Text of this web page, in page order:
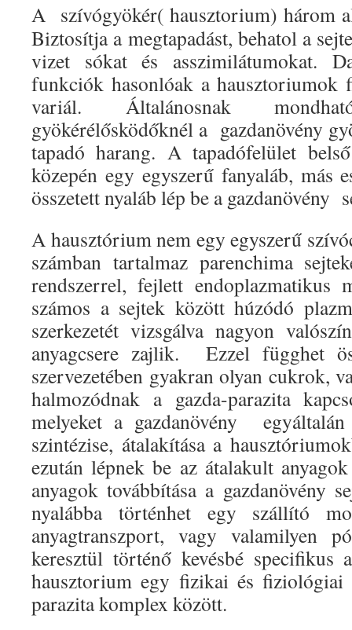
A szívógyökér( hausztorium) három
Biztosítja a megtapadást, behatol a
vizet sókat és asszimilátumokat.
funkciók hasonlóak a hausztoriumok
variál. Általánosnak
gyökérélősködőknél a gazdanövény
tapadó harang. A tapadófelület
közepén egy egyszerű fanyaláb, más
összetett nyaláb lép be a gazdanövény
A hausztórium nem egy egyszerű
számban tartalmaz parenchima
rendszerrel, fejlett endoplazmatikus
számos a sejtek között húzódó
szerkezetét vizsgálva nagyon
anyagcsere zajlik. Ezzel függhet
szervezetében gyakran olyan cukrok,
halmozódnak a gazda-parazita
melyeket a gazdanövény
szintézise, átalakítása a
ezután lépnek be az átalakult
anyagok továbbítása a gazdanövény
nyalábba történhet egy szállító
anyagtranszport, vagy valamilyen
keresztül történő kevésbé specifikus
hausztorium egy fizikai és
parazita komplex között.